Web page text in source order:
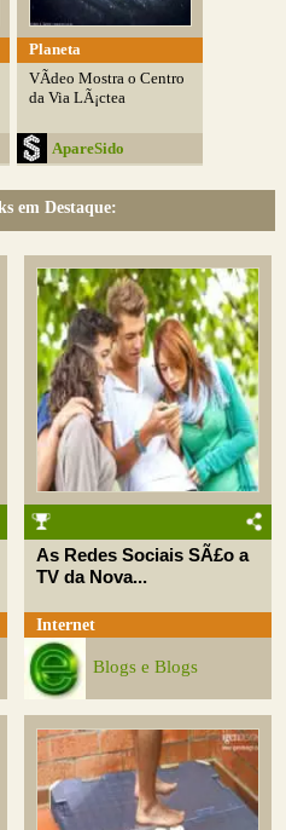
Planeta
VÃ­deo Mostra o Centro
da Via LÃ¡ctea
ApareSido
em Destaque:
As Redes Sociais SÃ£o a
TV da Nova...
Internet
Blogs e Blogs